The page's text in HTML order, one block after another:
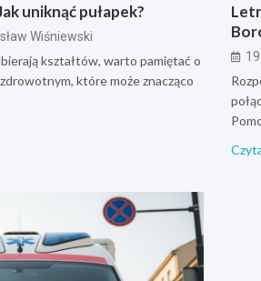
uniknąć pułapek?
Wiśniewski
kształtów, warto pamiętać o
które może znacząco